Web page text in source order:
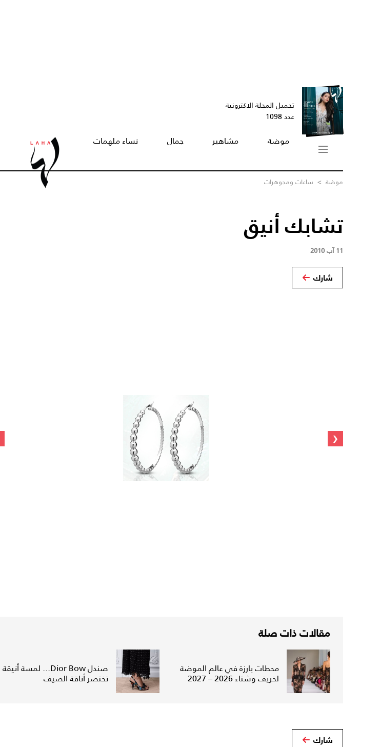
تحميل المجلة الاكترونية
عدد 1098
موضة مشاهير جمال نساء ملهمات
موضة > ساعات ومجوهرات
تشابك أنيق
11 آب 2010
شارك
‹
مقالات ذات صلة
محطات بارزة في عالم الموضة
لخريف وشتاء 2026 – 2027
صندل Dior Bow... لمسة أنيقة
تختصر أناقة الصيف
شارك